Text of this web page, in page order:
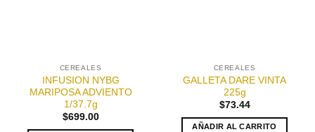
CEREALES
INFUSION NYBG
MARIPOSA ADVIENTO
1/37.7g
$699.00
CEREALES
GALLETA DARE VINTA
225g
$73.44
AÑADIR AL CARRITO